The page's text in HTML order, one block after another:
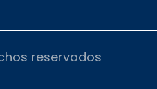
reservados